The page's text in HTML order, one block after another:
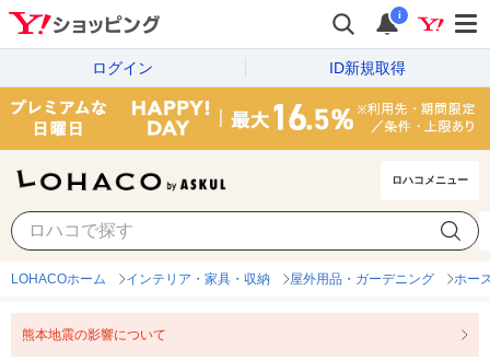
i
ログイン ID新規取得
ロハコメニュー
LOHACOホーム インテリア・家具・収納 屋外用品・ガーデニング ホー
熊本地震の影響について